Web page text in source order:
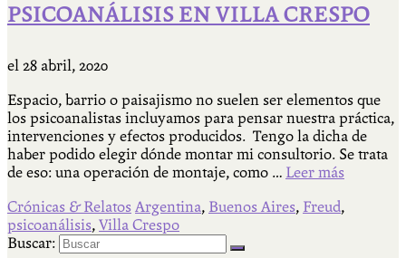
PSICOANÁLISIS EN VILLA CRESPO
el 28 abril, 2020
Espacio, barrio o paisajismo no suelen ser elementos que
los psicoanalistas incluyamos para pensar nuestra práctica,
intervenciones y efectos producidos. Tengo la dicha de
haber podido elegir dónde montar mi consultorio. Se trata
de eso: una operación de montaje, como … Leer más
Crónicas & Relatos Argentina, Buenos Aires, Freud,
psicoanálisis, Villa Crespo
Buscar: